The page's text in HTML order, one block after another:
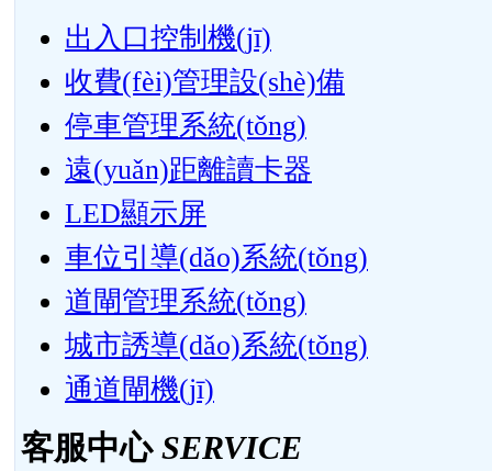
出入口控制機(jī)
收費(fèi)管理設(shè)備
停車管理系統(tǒng)
遠(yuǎn)距離讀卡器
LED顯示屏
車位引導(dǎo)系統(tǒng)
道閘管理系統(tǒng)
城市誘導(dǎo)系統(tǒng)
通道閘機(jī)
客服中心 SERVICE